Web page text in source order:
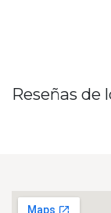
Reseñas de